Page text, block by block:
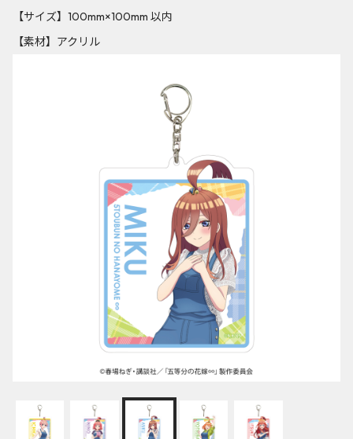
【サイズ】100mm×100mm 以内
【素材】アクリル